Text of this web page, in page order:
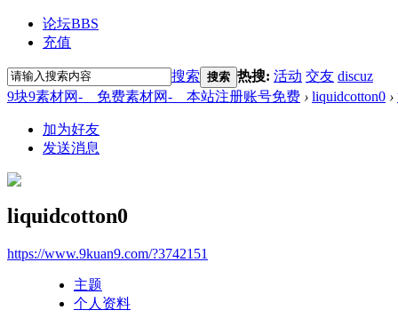
论坛BBS
充值
搜索 搜索 热搜: 活动 交友 discuz
9块9素材网-＿免费素材网-＿本站注册账号免费 › liquidcotton0 ›
加为好友
发送消息
liquidcotton0
https://www.9kuan9.com/?3742151
主题
个人资料